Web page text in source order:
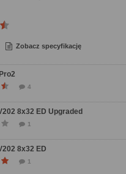
Zobacz specyfikację
4
8x32 ED Upgraded
1
8x32 ED
1